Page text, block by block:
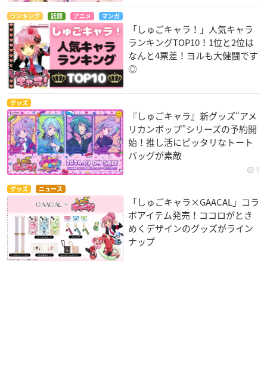
ランキング 話題 アニメ マンガ
「しゅごキャラ！」人気キャラ
ランキングTOP10！1位と2位は
なんと4票差！ヨルも大健闘です
◎
グッズ
『しゅごキャラ』新グッズ“アメ
リカンポップ”シリーズの予約開
始！推し活にピッタリなトート
バッグが素敵
9
グッズ ニュース
「しゅごキャラ×GAACAL」コラ
ボアイテム発売！ココロがとき
めくデザインのグッズがライン
ナップ